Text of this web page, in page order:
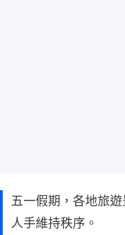
五一假期，各地旅
人手維持秩序。